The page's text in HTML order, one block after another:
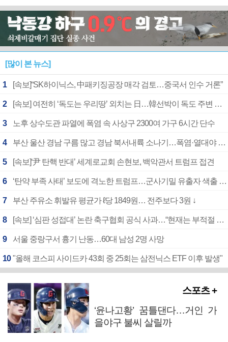
[많이 본 뉴스]
1 [속보]“SK하이닉스, 中패키징공장 매각 검토…중국서 인수 거론”
2 [속보] 여전히 ‘독도는 우리땅’ 외치는 日…韓선박이 독도 주변 해양조사 활동하자 반발
3 노후 상수도관 파열에 폭염 속 사상구 2300여 가구 6시간 단수
4 부산 울산 경남 구름 많고 경남 북서내륙 소나기…폭염·열대야 계속
5 [속보]‘尹 탄핵 반대’ 세계로교회 손현보, 백악관서 트럼프 접견
6 ‘탄약 부족 사태’ 보도에 격노한 트럼프…군사기밀 유출자 색출 지시
7 부산 주유소 휘발유 평균가 ℓ당 1849원… 전주보다 3원 ↓
8 [속보] ‘심판 성접대’ 논란 축구협회 공식 사과…“현재는 부적절 행위 없어”
9 서울 중랑구서 흉기 난동…60대 남성 2명 사망
10 "올해 코스피 사이드카 43회 중 25회는 삼전닉스 ETF 이후 발생"
스포츠 +
‘윤나고황’ 꿈틀댄다…거인 가
을야구 불씨 살릴까